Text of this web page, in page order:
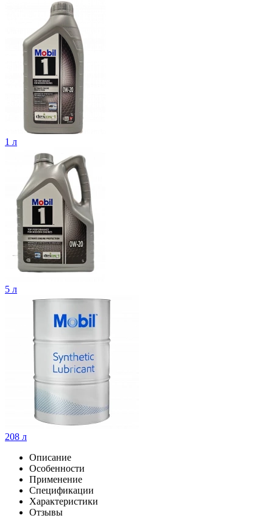
1 л
5 л
208 л
Описание
Особенности
Применение
Спецификации
Характеристики
Отзывы